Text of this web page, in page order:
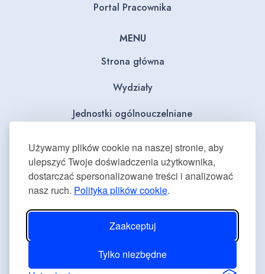
Używamy plików cookie na naszej stronie, aby
ulepszyć Twoje doświadczenia użytkownika,
dostarczać spersonalizowane treści i analizować
nasz ruch. Polityka plików cookie.
Zaakceptuj
Tylko niezbędne
Portal Pracownika
MENU
Strona główna
Wydziały
Jednostki ogólnouczelniane
Dla mediów
Deklaracja dostępności
Plan równości płci